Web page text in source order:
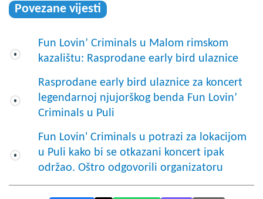
Povezane vijesti
Fun Lovin’ Criminals u Malom rimskom
kazalištu: Rasprodane early bird ulaznice
Rasprodane early bird ulaznice za koncert
legendarnoj njujorškog benda Fun Lovin’
Criminals u Puli
Fun Lovin' Criminals u potrazi za lokacijom
u Puli kako bi se otkazani koncert ipak
održao. Oštro odgovorili organizatoru